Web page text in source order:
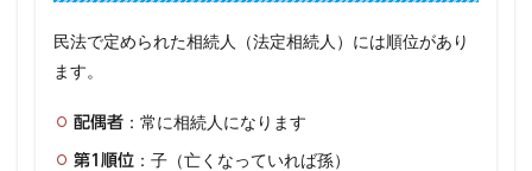
民法で定められた相続人（法定相続人）には順位があり
ます。
配偶者 ：常に相続人になります
第1順位 ：子（亡くなっていれば孫）